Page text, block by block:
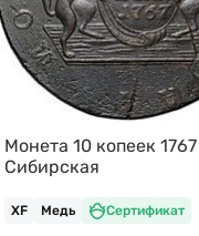
Монета 10 копеек
Сибирская
XF Медь Сертификат